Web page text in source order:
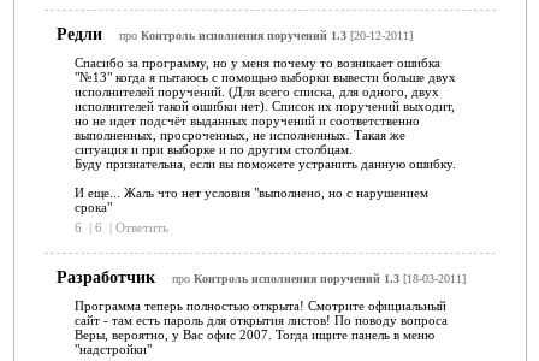
Редли про Контроль исполнения поручений 1.3[20-12-2011]
Спасибо за программу, но у меня почему то возникает ошибка
"№13" когда я пытаюсь с помощью выборки вывести больше двух
исполнителей поручений. (Для всего списка, для одного, двух
исполнителей такой ошибки нет). Список их поручений выходит,
но не идет подсчёт выданных поручений и соответственно
выполненных, просроченных, не исполненных. Такая же
ситуация и при выборке и по другим столбцам.
Буду признательна, если вы поможете устранить данную ошибку.
И еще... Жаль что нет условия "выполнено, но с нарушением
срока"
6
| 6 | Ответить
Разработчик про Контроль исполнения поручений 1.3[18-03-2011]
Программа теперь полностью открыта! Смотрите официальный
сайт - там есть пароль для открытия листов! По поводу вопроса
Веры, вероятно, у Вас офис 2007. Тогда ищите панель в меню
"надстройки"